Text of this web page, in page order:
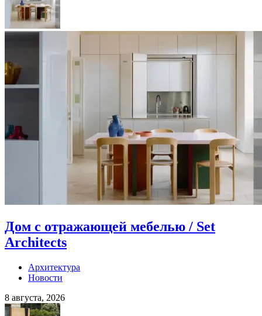
Дом с отражающей мебелью / Set
Architects
Архитектура
Новости
8 августа, 2026